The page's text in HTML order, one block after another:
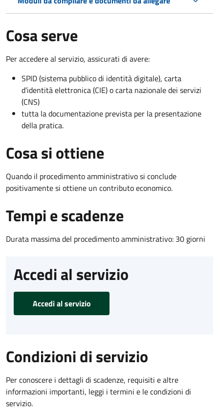
Cosa serve
Per accedere al servizio, assicurati di avere:
SPID (sistema pubblico di identità digitale), carta
d’identità elettronica (CIE) o carta nazionale dei servizi
(CNS)
tutta la documentazione prevista per la presentazione
della pratica.
Cosa si ottiene
Quando il procedimento amministrativo si conclude
positivamente si ottiene un contributo economico.
Tempi e scadenze
Durata massima del procedimento amministrativo: 30 giorni
Accedi al servizio
Accedi al servizio
Condizioni di servizio
Per conoscere i dettagli di scadenze, requisiti e altre
informazioni importanti, leggi i termini e le condizioni di
servizio.